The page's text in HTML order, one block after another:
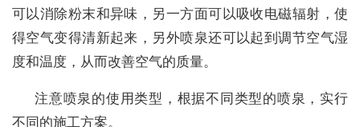
可以消除粉末和异味，另一方面可以吸收电磁辐射，使
得空气变得清新起来，另外喷泉还可以起到调节空气湿
度和温度，从而改善空气的质量。
注意喷泉的使用类型，根据不同类型的喷泉，实行
不同的施工方案。